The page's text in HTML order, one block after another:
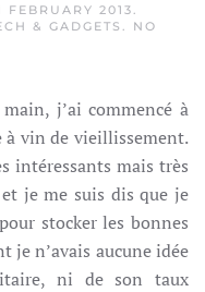
FEBRUARY 2013.
& GADGETS . NO
j’ai commencé à
à vin de vieillissement.
intéressants mais très
je me suis dis que je
stocker les bonnes
je n’avais aucune idée
ni de son taux